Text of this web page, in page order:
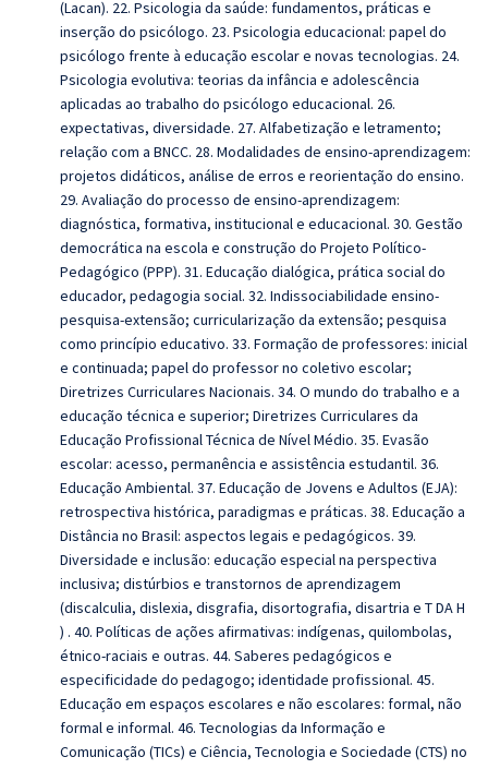
(Lacan). 22. Psicologia da saúde: fundamentos, práticas e
inserção do psicólogo. 23. Psicologia educacional: papel do
psicólogo frente à educação escolar e novas tecnologias. 24.
Psicologia evolutiva: teorias da infância e adolescência
aplicadas ao trabalho do psicólogo educacional. 26.
expectativas, diversidade. 27. Alfabetização e letramento;
relação com a BNCC. 28. Modalidades de ensino-aprendizagem:
projetos didáticos, análise de erros e reorientação do ensino.
29. Avaliação do processo de ensino-aprendizagem:
diagnóstica, formativa, institucional e educacional. 30. Gestão
democrática na escola e construção do Projeto Político-
Pedagógico (PPP). 31. Educação dialógica, prática social do
educador, pedagogia social. 32. Indissociabilidade ensino-
pesquisa-extensão; curricularização da extensão; pesquisa
como princípio educativo. 33. Formação de professores: inicial
e continuada; papel do professor no coletivo escolar;
Diretrizes Curriculares Nacionais. 34. O mundo do trabalho e a
educação técnica e superior; Diretrizes Curriculares da
Educação Profissional Técnica de Nível Médio. 35. Evasão
escolar: acesso, permanência e assistência estudantil. 36.
Educação Ambiental. 37. Educação de Jovens e Adultos (EJA):
retrospectiva histórica, paradigmas e práticas. 38. Educação a
Distância no Brasil: aspectos legais e pedagógicos. 39.
Diversidade e inclusão: educação especial na perspectiva
inclusiva; distúrbios e transtornos de aprendizagem
(discalculia, dislexia, disgrafia, disortografia, disartria e T DA H
) . 40. Políticas de ações afirmativas: indígenas, quilombolas,
étnico-raciais e outras. 44. Saberes pedagógicos e
especificidade do pedagogo; identidade profissional. 45.
Educação em espaços escolares e não escolares: formal, não
formal e informal. 46. Tecnologias da Informação e
Comunicação (TICs) e Ciência, Tecnologia e Sociedade (CTS) no